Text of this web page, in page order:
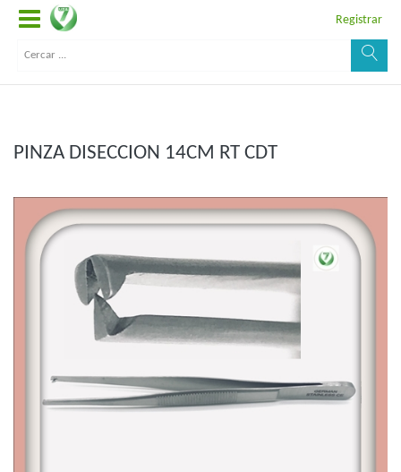
Registrar
PINZA DISECCION 14CM RT CDT